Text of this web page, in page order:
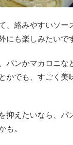
、絡みやすいソー
にも楽しみたいで
パンかマカロニな
かでも、すごく美
抑えたいなら、パ
も。